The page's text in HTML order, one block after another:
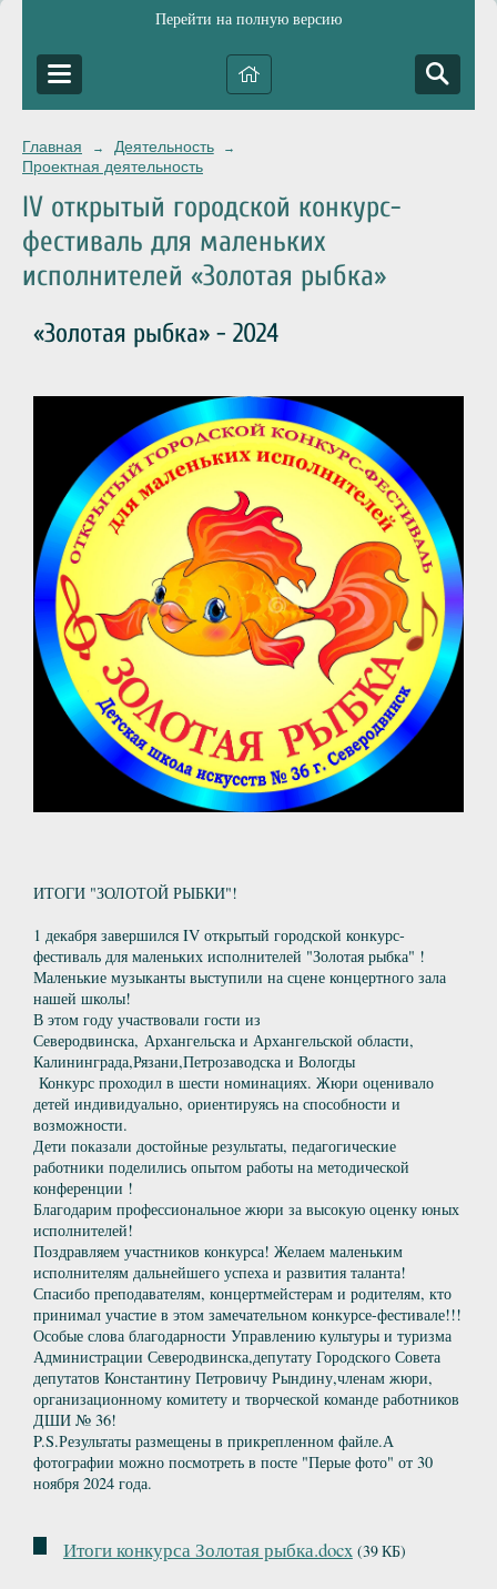
Перейти на полную версию
Главная → Деятельность →
Проектная деятельность
IV открытый городской конкурс-
фестиваль для маленьких
исполнителей «Золотая рыбка»
«Золотая рыбка» - 2024
ИТОГИ "ЗОЛОТОЙ РЫБКИ"!
1 декабря завершился IV открытый городской конкурс-
фестиваль для маленьких исполнителей "Золотая рыбка" !
Маленькие музыканты выступили на сцене концертного зала
нашей школы!
В этом году участвовали гости из
Северодвинска, Архангельска и Архангельской области,
Калининграда,Рязани,Петрозаводска и Вологды
Конкурс проходил в шести номинациях. Жюри оценивало
детей индивидуально, ориентируясь на способности и
возможности.
Дети показали достойные результаты, педагогические
работники поделились опытом работы на методической
конференции !
Благодарим профессиональное жюри за высокую оценку юных
исполнителей!
Поздравляем участников конкурса! Желаем маленьким
исполнителям дальнейшего успеха и развития таланта!
Спасибо преподавателям, концертмейстерам и родителям, кто
принимал участие в этом замечательном конкурсе-фестивале!!!
Особые слова благодарности Управлению культуры и туризма
Администрации Северодвинска,депутату Городского Совета
депутатов Константину Петровичу Рындину,членам жюри,
организационному комитету и творческой команде работников
ДШИ № 36!
P.S.Результаты размещены в прикрепленном файле.А
фотографии можно посмотреть в посте "Перые фото" от 30
ноября 2024 года.
Итоги конкурса Золотая рыбка.docx (39 КБ)